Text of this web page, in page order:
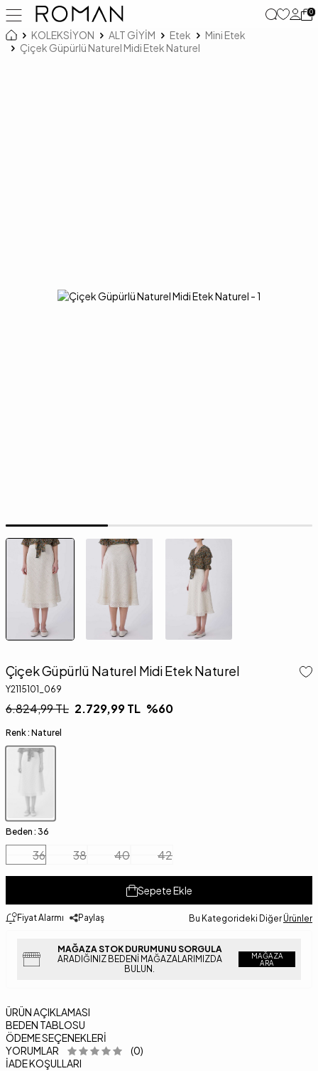
0
KOLEKSİYON ALT GİYİM Etek
Mini Etek
Çiçek Güpürlü Naturel Midi Etek Naturel
Çiçek Güpürlü Naturel Midi Etek Naturel
Y2115101_069
6.824,99TL 2.729,99TL %60
Renk : Naturel
Beden : 36
36 38 40 42
Sepete Ekle
Fiyat Alarmı Paylaş Bu Kategorideki Diğer Ürünler
MAĞAZA STOK DURUMUNU SORGULA
ARADIĞINIZ BEDENI MAĞAZALARIMIZDA
BULUN.
MAĞAZA
ARA
ÜRÜN AÇIKLAMASI
BEDEN TABLOSU
ÖDEME SEÇENEKLERI
YORUMLAR
(0)
İADE KOŞULLARI